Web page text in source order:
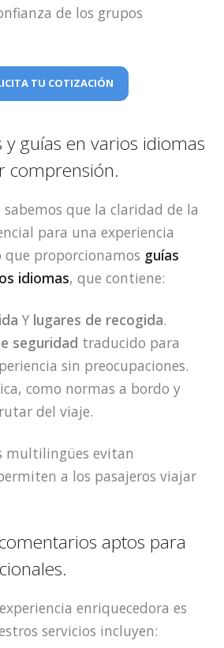
de los grupos
TU COTIZACIÓN
guías en varios idiomas
comprensión.
sabemos que la claridad de la
para una experiencia
que proporcionamos guías
idiomas, que contiene:
Y lugares de recogida.
seguridad traducido para
sin preocupaciones.
como normas a bordo y
del viaje.
multilingües evitan
a los pasajeros viajar
aptos para
enriquecedora es
servicios incluyen: